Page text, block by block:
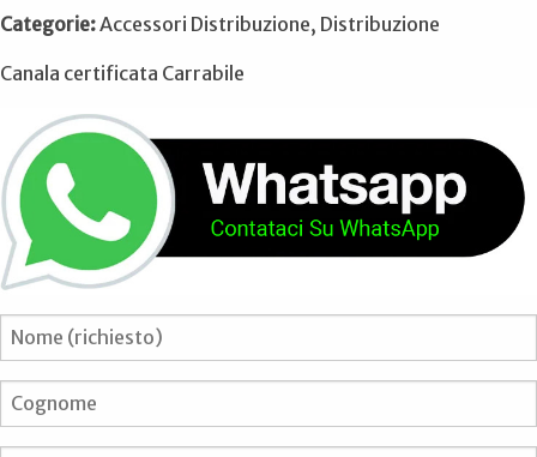
Categorie:Accessori Distribuzione, Distribuzione
Canala certificata Carrabile